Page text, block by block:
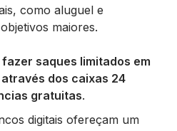
como aluguel e
maiores.
saques limitados em
dos caixas 24
gratuitas.
digitais ofereçam um